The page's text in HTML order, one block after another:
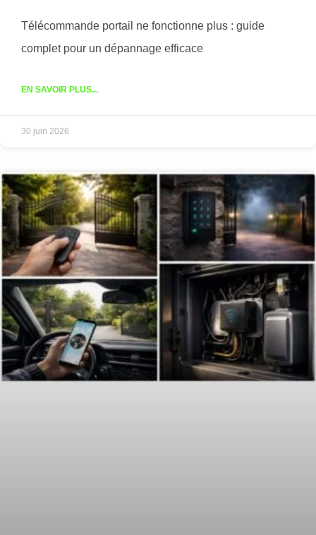
Télécommande portail ne fonctionne plus : guide
complet pour un dépannage efficace
EN SAVOIR PLUS...
30 juin 2026